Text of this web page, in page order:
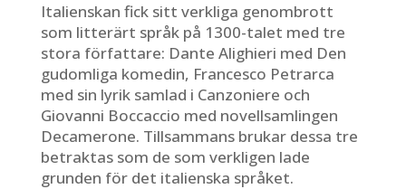
Italienskan fick sitt verkliga genombrott
som litterärt språk på 1300-talet med tre
stora författare: Dante Alighieri med Den
gudomliga komedin, Francesco Petrarca
med sin lyrik samlad i Canzoniere och
Giovanni Boccaccio med novellsamlingen
Decamerone. Tillsammans brukar dessa tre
betraktas som de som verkligen lade
grunden för det italienska språket.